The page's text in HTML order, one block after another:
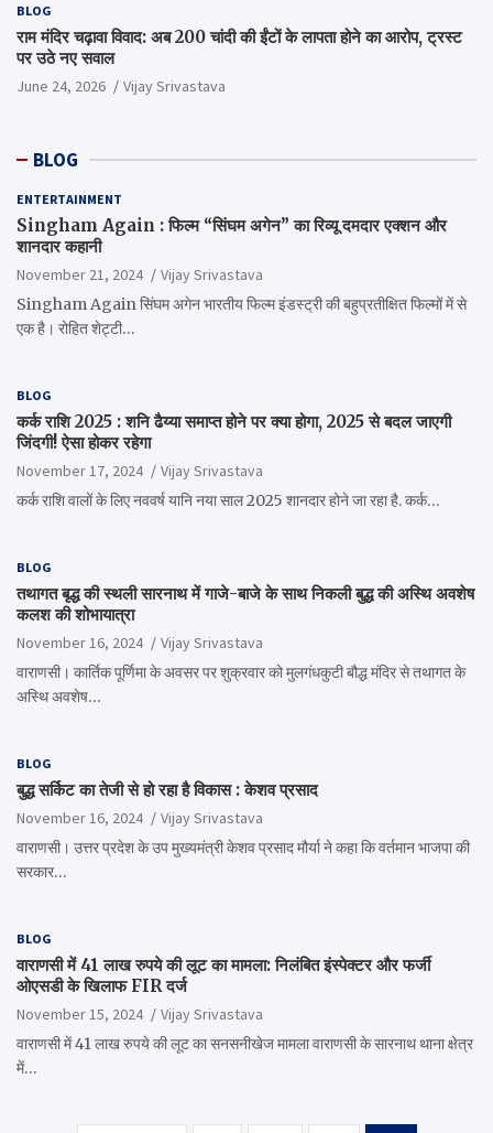
BLOG
राम मंदिर चढ़ावा विवाद: अब 200 चांदी की ईंटों के लापता होने का आरोप, ट्रस्ट
पर उठे नए सवाल
June 24, 2026 Vijay Srivastava
BLOG
ENTERTAINMENT
Singham Again : फिल्म “सिंघम अगेन” का रिव्यू दमदार एक्शन और
शानदार कहानी
November 21, 2024
Vijay Srivastava
Singham Again सिंघम अगेन भारतीय फिल्म इंडस्ट्री की बहुप्रतीक्षित फिल्मों में से
एक है। रोहित शेट्टी…
BLOG
कर्क राशि 2025 : शनि ढैय्या समाप्त होने पर क्या होगा, 2025 से बदल जाएगी
जिंदगी! ऐसा होकर रहेगा
November 17, 2024
Vijay Srivastava
कर्क राशि वालों के लिए नववर्ष यानि नया साल 2025 शानदार होने जा रहा है. कर्क…
BLOG
तथागत बृद्ध की स्थली सारनाथ में गाजे-बाजे के साथ निकली बुद्ध की अस्थि अवशेष
कलश की शोभायात्रा
November 16, 2024
Vijay Srivastava
वाराणसी। कार्तिक पूर्णिमा के अवसर पर शुक्रवार को मुलगंधकुटी बौद्ध मंदिर से तथागत के
अस्थि अवशेष…
BLOG
बुद्ध सर्किट का तेजी से हो रहा है विकास : केशव प्रसाद
November 16, 2024
Vijay Srivastava
वाराणसी। उत्तर प्रदेश के उप मुख्यमंत्री केशव प्रसाद मौर्या ने कहा कि वर्तमान भाजपा की
सरकार…
BLOG
वाराणसी में 41 लाख रुपये की लूट का मामला: निलंबित इंस्पेक्टर और फर्जी
ओएसडी के खिलाफ FIR दर्ज
November 15, 2024
Vijay Srivastava
वाराणसी में 41 लाख रुपये की लूट का सनसनीखेज मामला वाराणसी के सारनाथ थाना क्षेत्र
में…